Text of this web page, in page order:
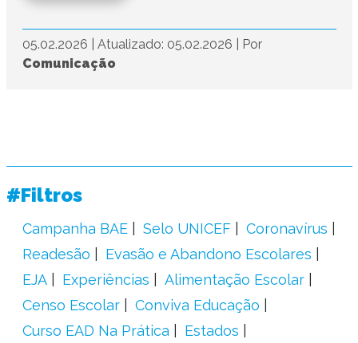
05.02.2026 Atualizado: 05.02.2026
Por
Comunicação
#Filtros
Campanha BAE Selo UNICEF
Coronavírus
Readesão
Evasão e Abandono Escolares
EJA
Experiências
Alimentação Escolar
Censo Escolar
Conviva Educação
Curso EAD Na Prática
Estados